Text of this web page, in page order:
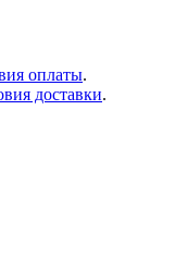
оплаты.
доставки.